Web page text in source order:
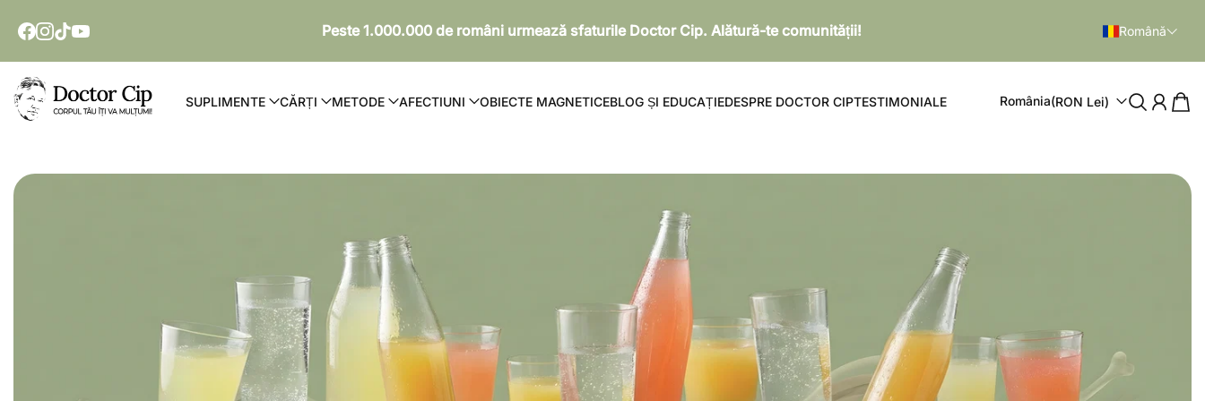
SARI LA CONȚINUT Peste 1.000.000 de români urmează sfaturile Doctor Cip. Alătură-te comunității! Română
SUPLIMENTE CĂRȚI METODE AFECTIUNI OBIECTE MAGNETICEBLOG ȘI EDUCAȚIEDESPRE DOCTOR CIPTESTIMONIALE
Doctor Cip - Corpul tău îți va mulțumi!
România(RON Lei)